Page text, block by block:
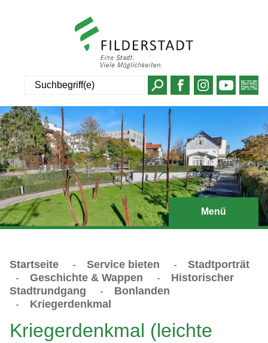
Menü
Startseite - Service bieten -
Stadtporträt
-
Geschichte & Wappen -
Historischer
Stadtrundgang
-
Bonlanden
-
Kriegerdenkmal
Kriegerdenkmal (leichte